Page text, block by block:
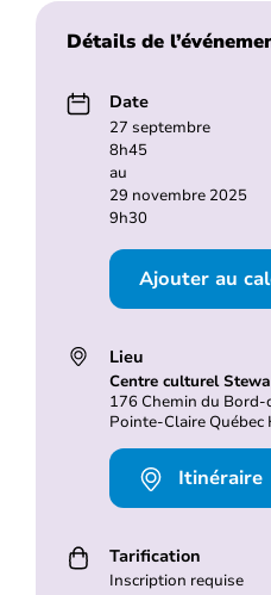
Détails de
Date
27 septembre
8h45
au
29 novembre 2025
9h30
Ajouter au
Lieu
Centre culturel
176 Chemin du
Pointe-Claire Québec
Itinéraire
Tarification
Inscription requise